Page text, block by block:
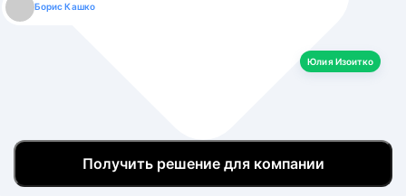
Борис Кашко
Юлия Изоитко
Юлия Изоитко
Александр Кулагин
Даниил Макаров
Екатерина Лазаренко
Получить решение для компании